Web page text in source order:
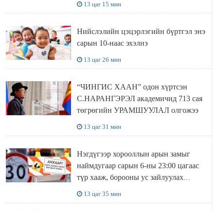
13 цаг 15 мин
Нийслэлийн цэцэрлэгийн бүртгэл энэ
сарын 10-наас эхэлнэ
13 цаг 26 мин
“ЧИНГИС ХААН” одон хүртсэн
С.НАРАНГЭРЭЛ академичид 713 сая
төгрөгийн УРАМШУУЛАЛ олгожээ
13 цаг 31 мин
Нэгдүгээр хорооллын арын замыг
наймдугаар сарын 6-ны 23:00 цагаас
түр хааж, борооны ус зайлуулах
13 цаг 35 мин